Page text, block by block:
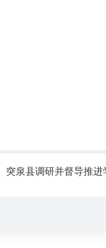
突泉县调研并督导推进